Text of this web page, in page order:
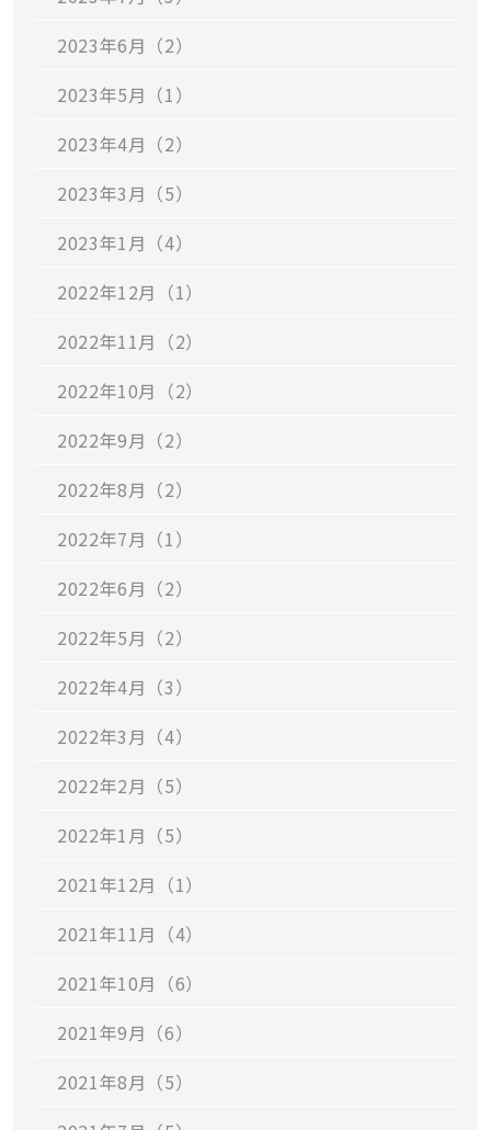
2023年6月（2）
2023年5月（1）
2023年4月（2）
2023年3月（5）
2023年1月（4）
2022年12月（1）
2022年11月（2）
2022年10月（2）
2022年9月（2）
2022年8月（2）
2022年7月（1）
2022年6月（2）
2022年5月（2）
2022年4月（3）
2022年3月（4）
2022年2月（5）
2022年1月（5）
2021年12月（1）
2021年11月（4）
2021年10月（6）
2021年9月（6）
2021年8月（5）